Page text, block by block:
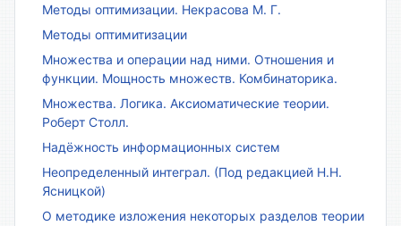
Методы оптимизации. Некрасова М. Г.
Методы оптимитизации
Множества и операции над ними. Отношения и
функции. Мощность множеств. Комбинаторика.
Множества. Логика. Аксиоматические теории.
Роберт Столл.
Надёжность информационных систем
Неопределенный интеграл. (Под редакцией Н.Н.
Ясницкой)
О методике изложения некоторых разделов теории